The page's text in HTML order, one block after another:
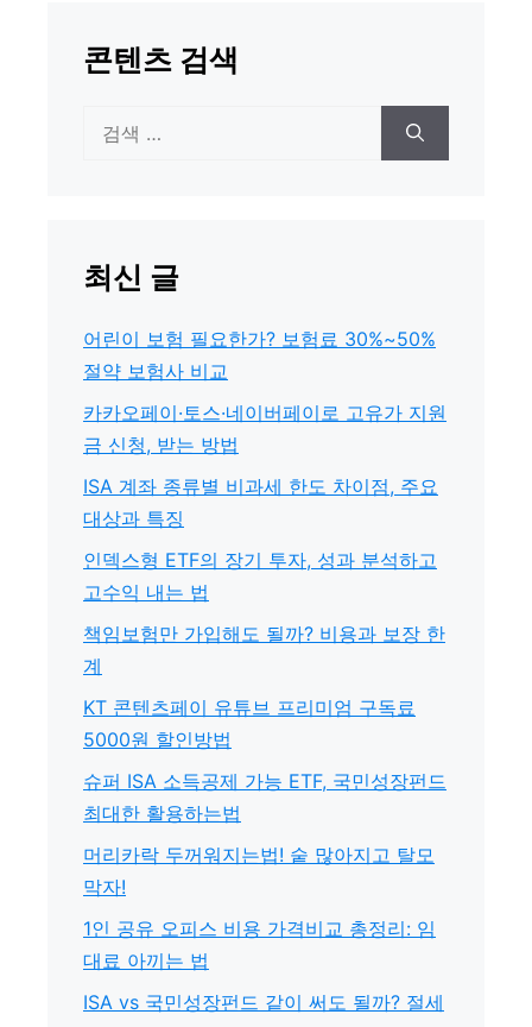
콘텐츠 검색
최신 글
어린이 보험 필요한가? 보험료 30%~50%
절약 보험사 비교
카카오페이·토스·네이버페이로 고유가 지원
금 신청, 받는 방법
ISA 계좌 종류별 비과세 한도 차이점, 주요
대상과 특징
인덱스형 ETF의 장기 투자, 성과 분석하고
고수익 내는 법
책임보험만 가입해도 될까? 비용과 보장 한
계
KT 콘텐츠페이 유튜브 프리미엄 구독료
5000원 할인방법
슈퍼 ISA 소득공제 가능 ETF, 국민성장펀드
최대한 활용하는법
머리카락 두꺼워지는법! 숱 많아지고 탈모
막자!
1인 공유 오피스 비용 가격비교 총정리: 임
대료 아끼는 법
ISA vs 국민성장펀드 같이 써도 될까? 절세